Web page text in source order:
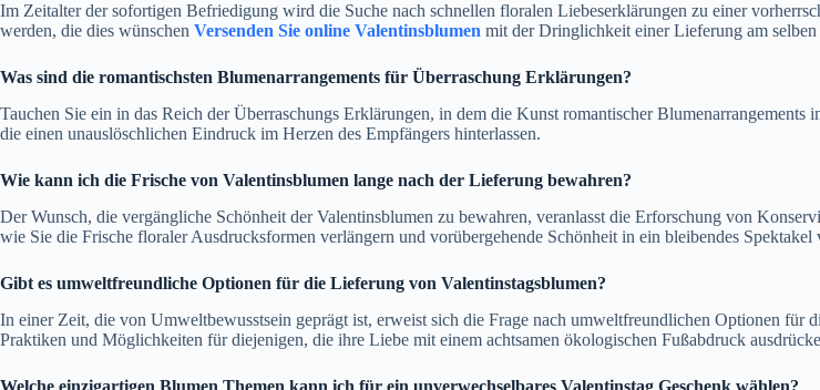
Im Zeitalter der sofortigen Befriedigung wird die Suche nach schnellen floralen Liebeserklärungen zu einer
werden, die dies wünschen Versenden Sie online Valentinsblumen mit der Dringlichkeit einer Lieferung am selben
Was sind die romantischsten Blumenarrangements für Überraschung Erklärungen?
Tauchen Sie ein in das Reich der Überraschungs Erklärungen, in dem die Kunst romantischer
die einen unauslöschlichen Eindruck im Herzen des Empfängers hinterlassen.
Wie kann ich die Frische von Valentinsblumen lange nach der Lieferung bewahren?
Der Wunsch, die vergängliche Schönheit der Valentinsblumen zu bewahren, veranlasst die Erforschung von
wie Sie die Frische floraler Ausdrucksformen verlängern und vorübergehende Schönheit in ein bleibendes Spektakel
Gibt es umweltfreundliche Optionen für die Lieferung von Valentinstagsblumen?
In einer Zeit, die von Umweltbewusstsein geprägt ist, erweist sich die Frage nach umweltfreundlichen Optionen für
Praktiken und Möglichkeiten für diejenigen, die ihre Liebe mit einem achtsamen ökologischen Fußabdruck
Welche einzigartigen Blumen Themen kann ich für ein unverwechselbares Valentinstag Geschenk wählen?